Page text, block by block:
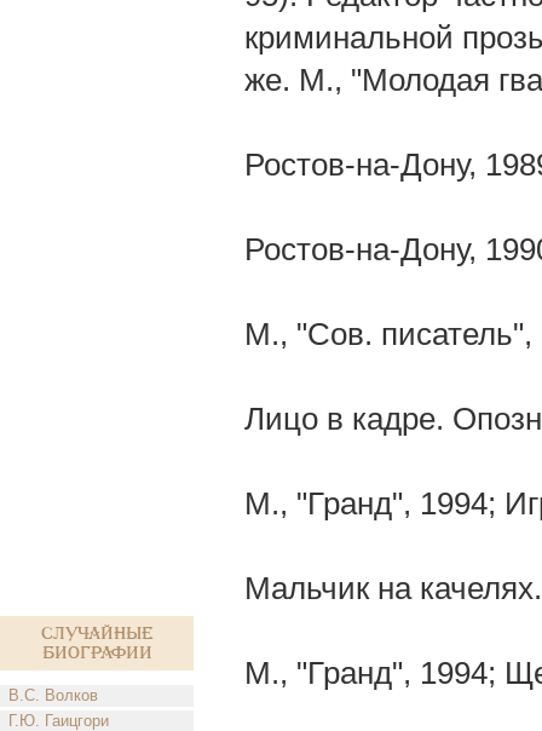
Случайные
биографии
В.С. Волков
Г.Ю. Гаицгори
криминальной
же. М., "Молодая
Ростов-на-Дону,
Ростов-на-Дону,
М., "Сов.
Лицо в кадре.
М., "Гранд", 1994;
Мальчик на качелях.
М., "Гранд", 1994;